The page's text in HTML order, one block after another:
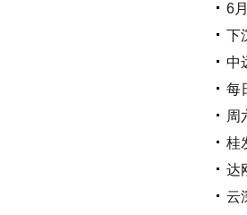
6
下
中
每
周
桂
达
云